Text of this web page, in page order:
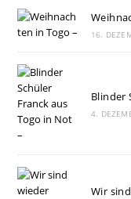
16.
Blinder
4.
Wir